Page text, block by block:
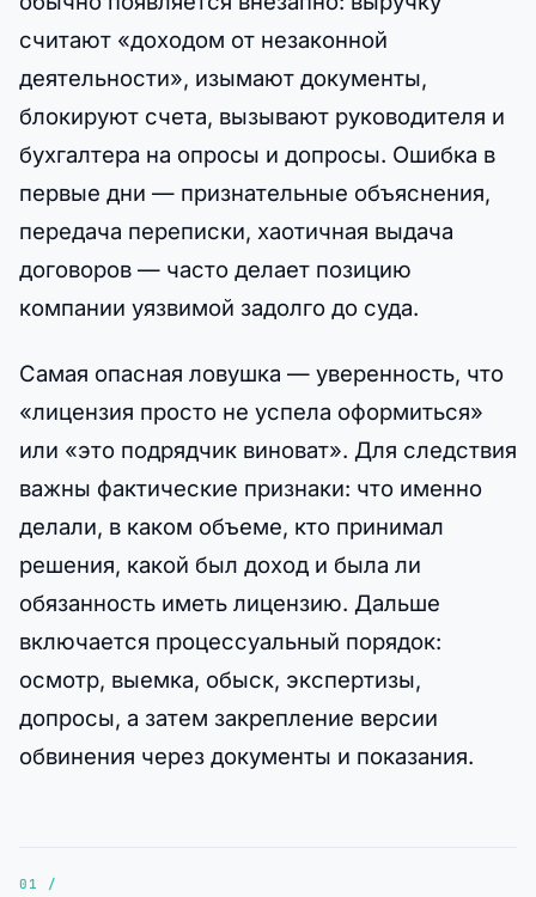
считают «доходом от незаконной
деятельности», изымают документы,
блокируют счета, вызывают руководителя и
бухгалтера на опросы и допросы. Ошибка в
первые дни — признательные объяснения,
передача переписки, хаотичная выдача
договоров — часто делает позицию
компании уязвимой задолго до суда.
Самая опасная ловушка — уверенность, что
«лицензия просто не успела оформиться»
или «это подрядчик виноват». Для следствия
важны фактические признаки: что именно
делали, в каком объеме, кто принимал
решения, какой был доход и была ли
обязанность иметь лицензию. Дальше
включается процессуальный порядок:
осмотр, выемка, обыск, экспертизы,
допросы, а затем закрепление версии
обвинения через документы и показания.